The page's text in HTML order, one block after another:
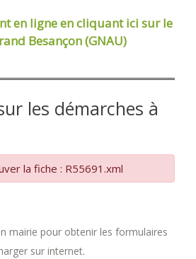
en ligneen cliquant ici sur le
Besançon (GNAU)
les démarches à
la fiche : R55691.xml
mairie pour obtenir les formulaires
sur internet.